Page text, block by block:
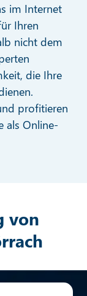
im Internet
Ihren
nicht dem
die Ihre
profitieren
als Online-
von